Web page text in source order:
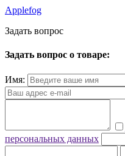
Applefog
Задать вопрос
Задать вопрос о товаре:
Имя:
персональных данных